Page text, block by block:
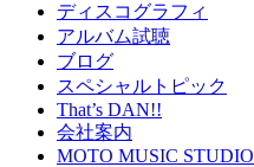
ディスコグラフィ
アルバム試聴
ブログ
スペシャルトピック
That’s DAN!!
会社案内
MOTO MUSIC STUDIO